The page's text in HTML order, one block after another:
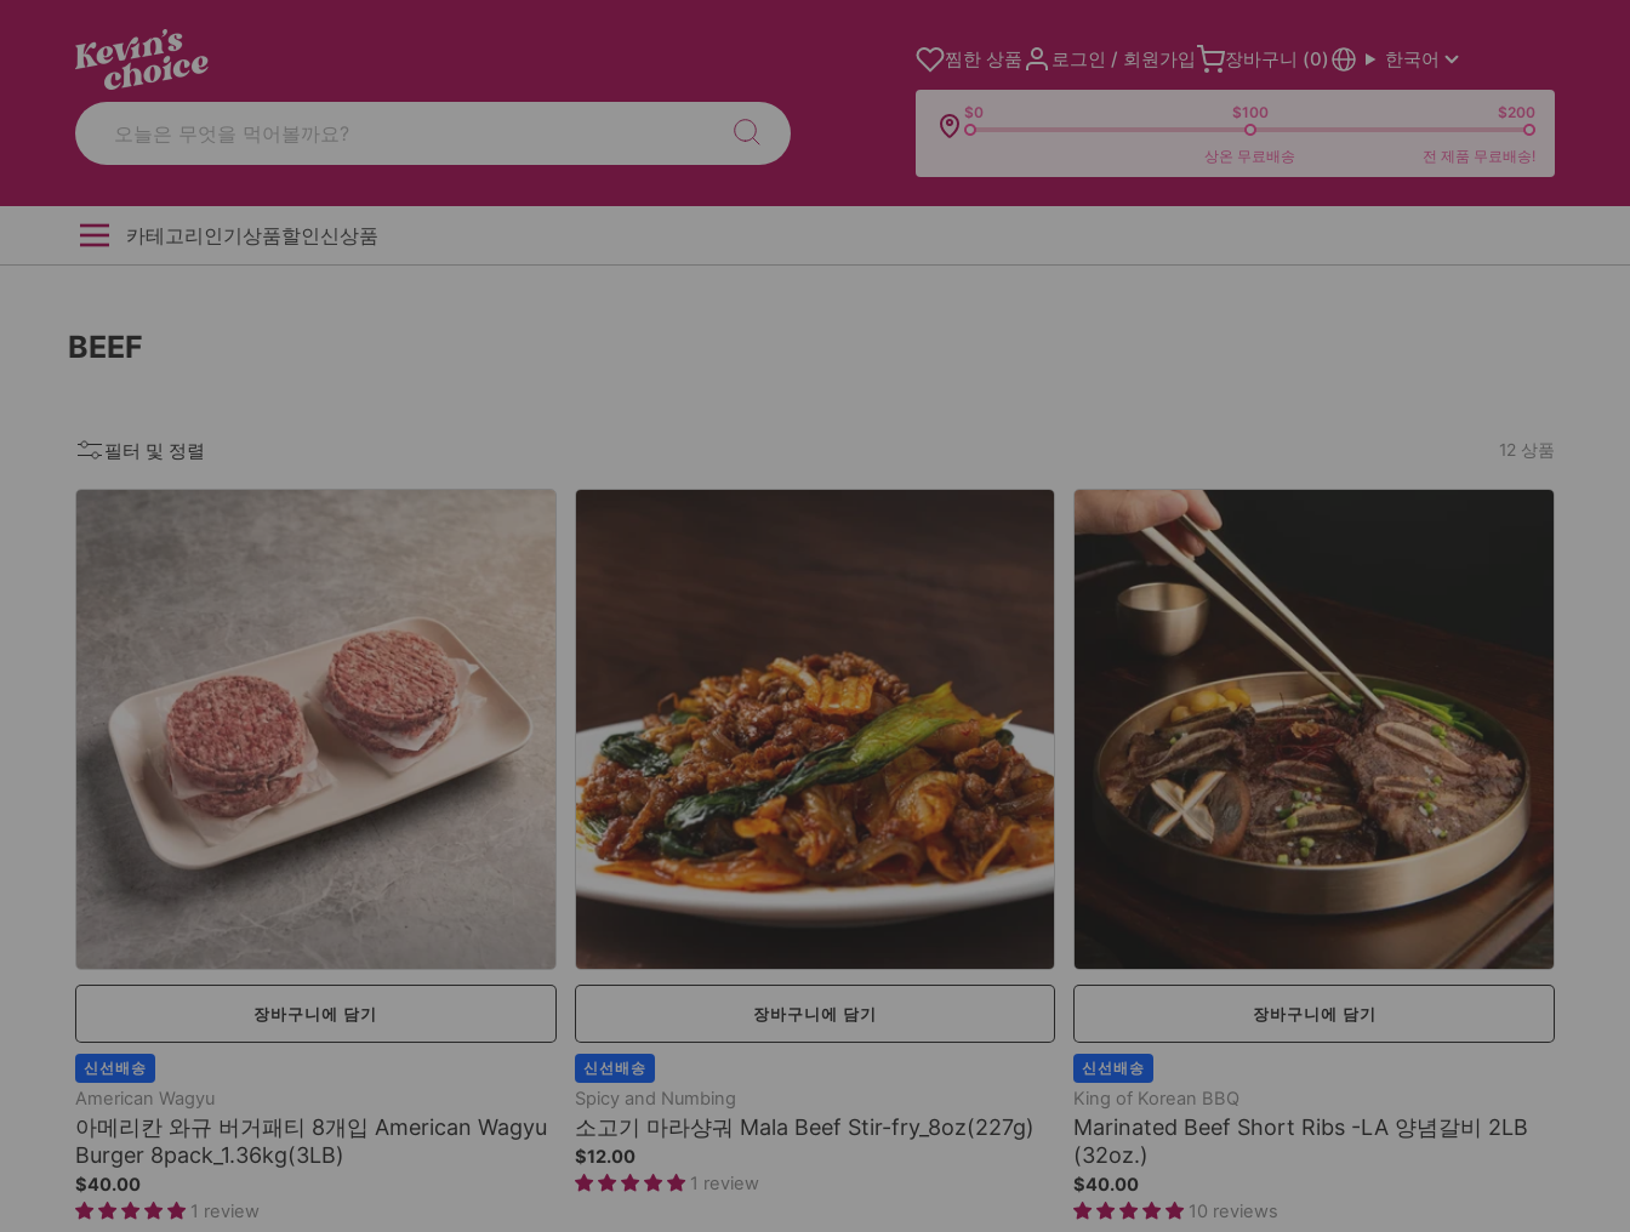
찜한 상품 로그인 / 회원가입 장바구니 (0) 한국어
$0 $100 $200
상온 무료배송 전 제품 무료배송!
카테고리 인기상품할인신상품
BEEF
필터 및 정렬 12 상품
장바구니에 담기
신선배송
American Wagyu
아메리칸 와규 버거패티 8개입 American Wagyu
Burger 8pack_1.36kg(3LB)
$40.00
1 review
장바구니에 담기
신선배송
Spicy and Numbing
소고기 마라샹궈 Mala Beef Stir-fry_8oz(227g)
$12.00
1 review
장바구니에 담기
신선배송
King of Korean BBQ
Marinated Beef Short Ribs -LA 양념갈비 2LB
(32oz.)
$40.00
10 reviews